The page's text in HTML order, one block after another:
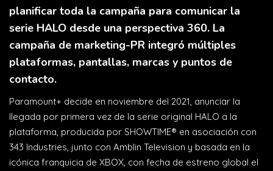
planificar toda la campaña para comunicar la
serie HALO desde una perspectiva 360. La
campaña de marketing-PR integró múltiples
plataformas, pantallas, marcas y puntos de
contacto.
Paramount+ decide en noviembre del 2021, anunciar la
llegada por primera vez de la serie original HALO a la
plataforma, producida por SHOWTIME® en asociación con
343 Industries, junto con Amblin Television y basada en la
icónica franquicia de XBOX, con fecha de estreno global el